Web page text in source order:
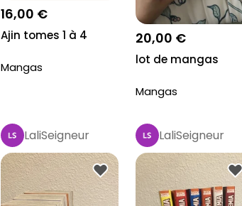
16,00 €
Ajin tomes 1 à 4
Mangas
20,00 €
lot de mangas
Mangas
LaliSeigneur LaliSeigneur